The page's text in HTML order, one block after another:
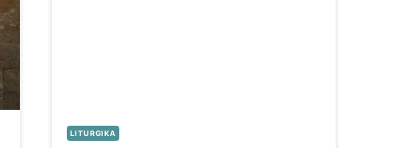
LITURGIKA